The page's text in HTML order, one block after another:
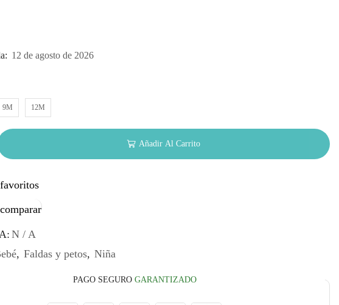
12 de agosto de 2026
9M 12M
Añadir Al Carrito
N / A
, Faldas y petos, Niña
PAGO SEGURO GARANTIZADO